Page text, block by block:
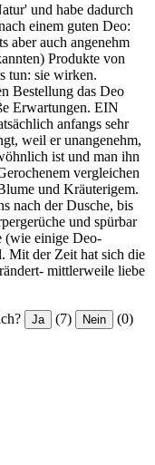
und habe dadurch
einem guten Deo:
aber auch angenehm
Produkte von
tun: sie wirken.
Bestellung das Deo
Erwartungen. EIN
anfangs sehr
weil er unangenehm,
ist und man ihn
vergleichen
und Kräuterigem.
nach der Dusche, bis
und spürbar
(wie einige Deo-
Mit der Zeit hat sich die
mittlerweile liebe
Ja (7) Nein (0)